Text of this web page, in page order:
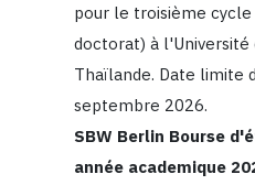
pour le troisième
doctorat) à l'Université
Thaïlande. Date limite
septembre 2026.
SBW Berlin Bourse
année academique